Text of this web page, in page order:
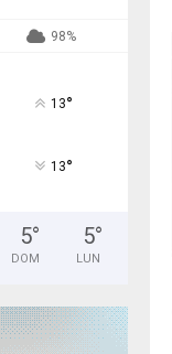
98%
13°
13°
5°
DOM
5°
LUN